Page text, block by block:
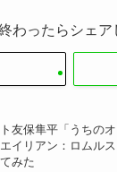
わったらシェア
友保隼平「うちの
イリアン：ロムルス
みた